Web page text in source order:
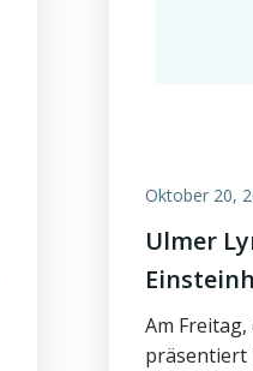
Oktober 20,
Ulmer
Am
präsentiert